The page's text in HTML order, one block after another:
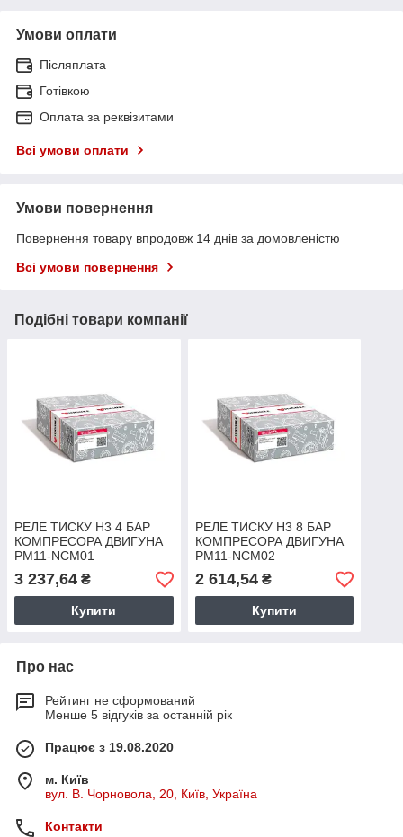
Умови оплати
Післяплата
Готівкою
Оплата за реквізитами
Всі умови оплати
Умови повернення
Повернення товару впродовж 14 днів за домовленістю
Всі умови повернення
Подібні товари компанії
РЕЛЕ ТИСКУ Н3 4 БАР
КОМПРЕСОРА ДВИГУНА
PM11-NCM01
3 237,64 ₴
Купити
РЕЛЕ ТИСКУ Н3 8 БАР
КОМПРЕСОРА ДВИГУНА
PM11-NCM02
2 614,54₴
Купити
Про нас
Рейтинг не сформований
Менше 5 відгуків за останній рік
Працює з 19.08.2020
м. Київ
вул. В. Чорновола, 20, Київ, Україна
Контакти